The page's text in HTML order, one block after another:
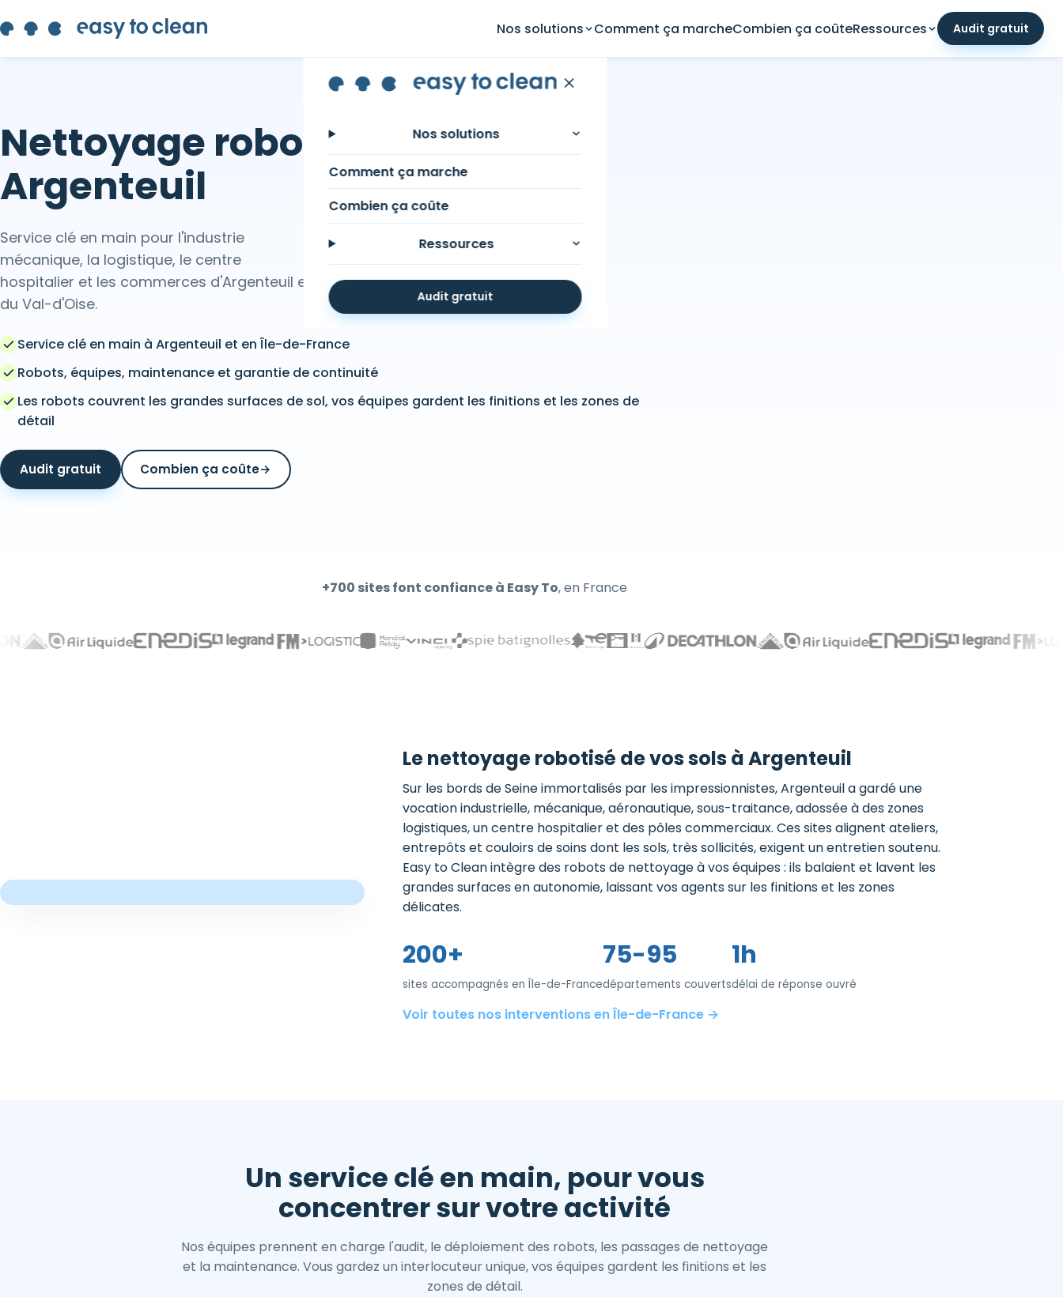
Nos solutions Comment ça marcheCombien ça coûteRessources Audit gratuit
Nos solutions
Comment ça marche
Combien ça coûte
Ressources
Audit gratuit
Nettoyage robotisé des sols à
Argenteuil
Service clé en main pour l'industrie
mécanique, la logistique, le centre
hospitalier et les commerces d'Argenteuil et
du Val-d'Oise.
Service clé en main à Argenteuil et en Île-de-France
Robots, équipes, maintenance et garantie de continuité
Les robots couvrent les grandes surfaces de sol, vos équipes gardent les finitions et les zones de
détail
Audit gratuit Combien ça coûte→
+700 sites font confiance à Easy To, en France
Le nettoyage robotisé de vos sols à Argenteuil
Sur les bords de Seine immortalisés par les impressionnistes, Argenteuil a gardé une
vocation industrielle, mécanique, aéronautique, sous-traitance, adossée à des zones
logistiques, un centre hospitalier et des pôles commerciaux. Ces sites alignent ateliers,
entrepôts et couloirs de soins dont les sols, très sollicités, exigent un entretien soutenu.
Easy to Clean intègre des robots de nettoyage à vos équipes : ils balaient et lavent les
grandes surfaces en autonomie, laissant vos agents sur les finitions et les zones
délicates.
200+
sites accompagnés en Île-de-France
75-95
départements couverts
1h
délai de réponse ouvré
Voir toutes nos interventions en Île-de-France →
Un service clé en main, pour vous
concentrer sur votre activité
Nos équipes prennent en charge l'audit, le déploiement des robots, les passages de nettoyage
et la maintenance. Vous gardez un interlocuteur unique, vos équipes gardent les finitions et les
zones de détail.